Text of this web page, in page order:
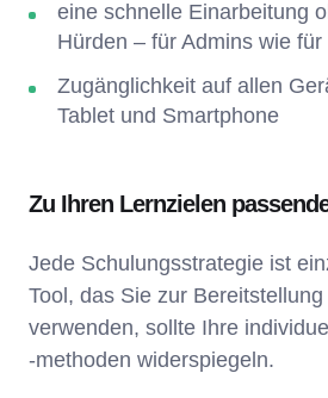
eine schnelle Einarbeitung
Hürden – für Admins wie
Zugänglichkeit auf allen
Tablet und Smartphone
Zu Ihren Lernzielen
Jede Schulungsstrategie ist
Tool, das Sie zur
verwenden, sollte Ihre
-methoden widerspiegeln.